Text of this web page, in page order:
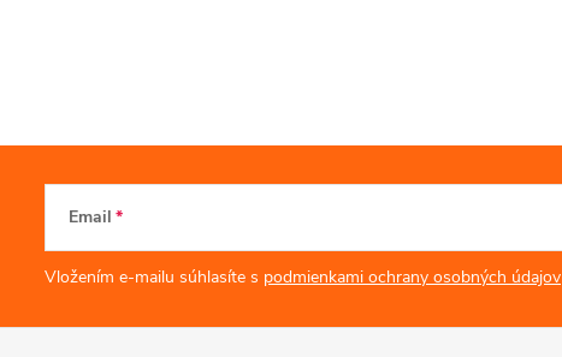
Email
Vložením e-mailu súhlasíte s podmienkami ochrany osobných údajov